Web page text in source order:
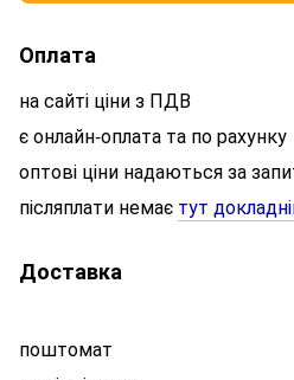
Оплата
на сайті ціни з ПДВ
є онлайн-оплата та по рахунку
оптові ціни надаються за
післяплати немає тут
Доставка
поштомат